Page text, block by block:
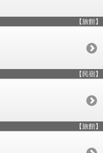
【旅館】
【民宿】
【旅館】